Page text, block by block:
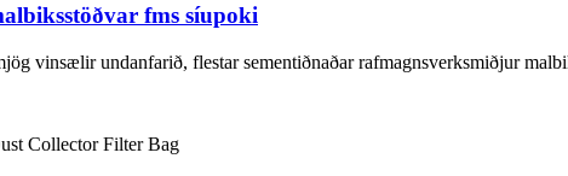
fms síupoki
vinsælir undanfarið, flestar sementiðnaðar rafmagnsverksmiðjur